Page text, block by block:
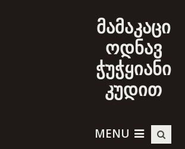
მამაკაცი
ოდნავ
ჭუჭყიანი
კუდით
MENU